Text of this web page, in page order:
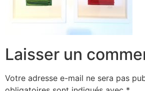
Laisser un
Votre adresse e-mail ne sera pas